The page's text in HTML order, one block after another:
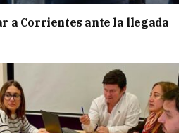
a Corrientes ante la llegada